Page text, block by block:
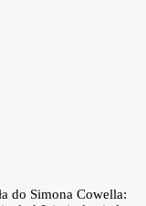
do Simona Cowella: